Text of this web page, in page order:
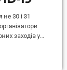
не 30 і 31
заходів у
YUNA
естради.